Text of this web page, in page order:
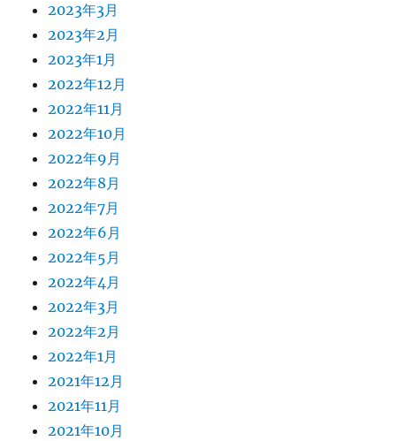
2023年3月
2023年2月
2023年1月
2022年12月
2022年11月
2022年10月
2022年9月
2022年8月
2022年7月
2022年6月
2022年5月
2022年4月
2022年3月
2022年2月
2022年1月
2021年12月
2021年11月
2021年10月